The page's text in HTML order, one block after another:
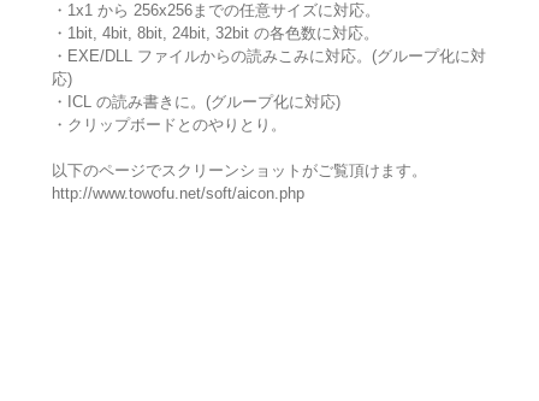
・1x1 から 256x256までの任意サイズに対応。
・1bit, 4bit, 8bit, 24bit, 32bit の各色数に対応。
・EXE/DLL ファイルからの読みこみに対応。(グループ化に対
応)
・ICL の読み書きに。(グループ化に対応)
・クリップボードとのやりとり。
以下のページでスクリーンショットがご覧頂けます。
http://www.towofu.net/soft/aicon.php